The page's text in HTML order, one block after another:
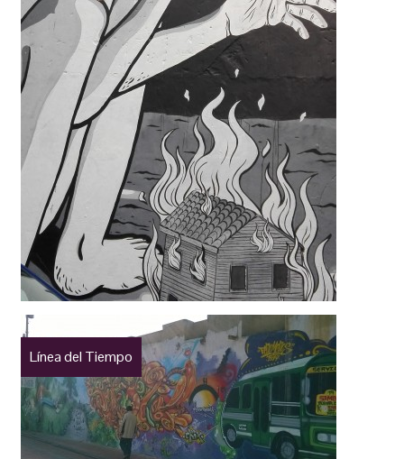
Línea del Tiempo